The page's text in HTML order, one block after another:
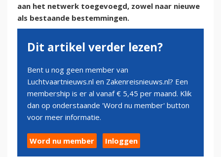
aan het netwerk toegevoegd, zowel naar nieuwe
als bestaande bestemmingen.
Dit artikel verder lezen?
Bent u nog geen member van
Luchtvaartnieuws.nl en Zakenreisnieuws.nl? Een
membership is er al vanaf € 5,45 per maand. Klik
dan op onderstaande 'Word nu member' button
voor meer informatie.
Word nu member Inloggen